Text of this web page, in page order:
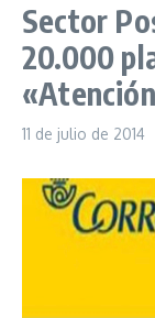
Sector
20.000
11 de julio de 2014